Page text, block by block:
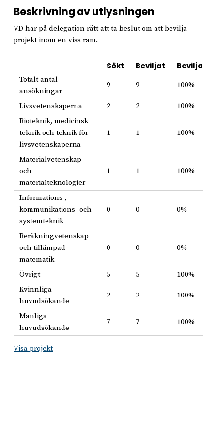
Beskrivning av utlysningen
VD har på delegation rätt att ta beslut om att bevilja
projekt inom en viss ram.
Sökt Beviljat Beviljat i
Totalt antal
ansökningar
9 9 100%
Livsvetenskaperna 2 2
100%
Bioteknik, medicinsk
teknik och teknik för
livsvetenskaperna
1 1 100%
Materialvetenskap
och
materialteknologier
1 1 100%
Informations-,
kommunikations- och
systemteknik
0 0 0%
Beräkningvetenskap
och tillämpad
matematik
0 0 0%
Övrigt 5 5
100%
Kvinnliga
huvudsökande
2 2 100%
Manliga
huvudsökande
7 7 100%
Visa projekt